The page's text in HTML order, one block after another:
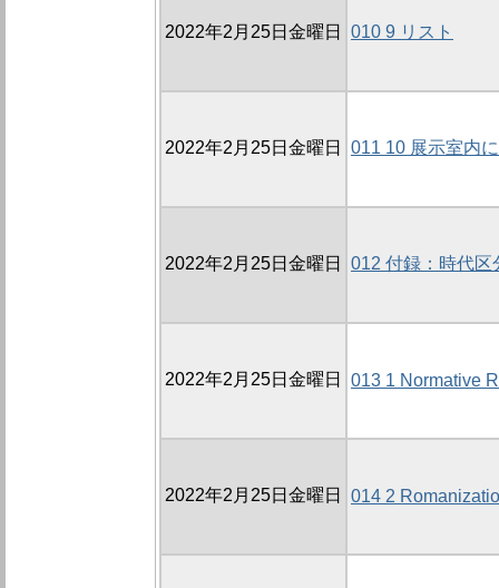
2022年2月25日金曜日 010 9 リスト
2022年2月25日金曜日 011 10 展示室内
2022年2月25日金曜日 012 付録：時代区
2022年2月25日金曜日 013 1 Normative
2022年2月25日金曜日 014 2